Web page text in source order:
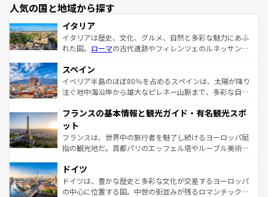
人気の国と地域から探す
イタリア
イタリアは歴史、文化、グルメ、自然と多彩な魅力にあふ
れた国。 ローマの古代遺跡やフィレンツェのルネッサンス
ろん、トスカーナの美しい田園風景やアマルフィ海岸の絶
景など、自然景観も見逃せない。観光の合間には、本場の
ピザやパスタなど、絶品のイタリア料理を堪能することも
ませてくれるイタリアで、忘れられない旅をしてみよう！
なお、新着のイタリア情報は
しい。
スペイン
イベリア半島のほぼ80％を占めるスペインは、太陽が降り
注ぐ地中海沿岸から雄大なピレネー山脈まで、多彩な自然
文化が根付くこの国では、情熱的なフラメンコ、熱気あふ
れる闘牛、そして美味しいタパスが生活の一部となってい
る。首都マドリードの洗練された雰囲気や、バルセロナの
アートに溢れた街角から、地方では古代ローマ遺跡や中世
せる。地方によって風土や気候が異なるスペインはその個
性で訪れる人を魅了する。 なお、新着のスペイン情報は コ
ンテンツ一覧を参照してほしい。
フランスの基本情報と観光ガイド・有名観光スポ
ット
フランスは、世界中の旅行者を魅了し続けるヨーロッパ屈
指の観光地だ。首都パリのエッフェル塔やルーブル美術館
で、幅広い魅力が詰まっている。華麗な宮殿、歴史的な大
聖堂、美しいビーチ、そして豊かな自然が、訪れる者を心
から魅了する。また、フランスは美食の国としても知ら
ドイツ
ドイツは、豊かな歴史と多彩な文化が交差するヨーロッパ
の中心に位置する国。中世の街並みが残るロマンチック街